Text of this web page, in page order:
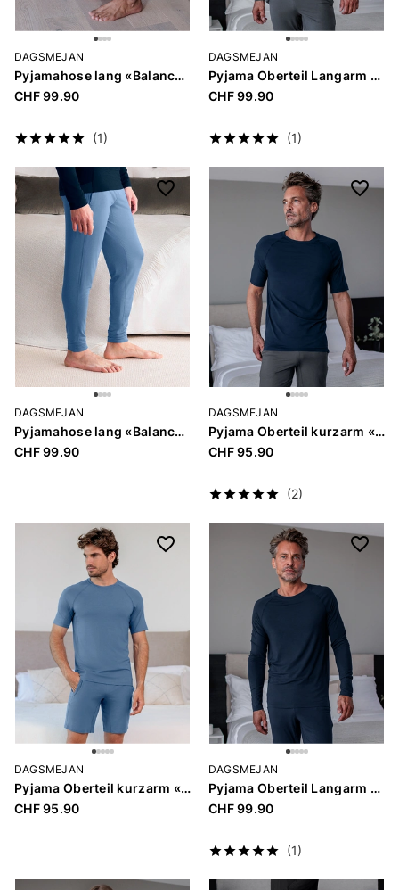
DAGSMEJAN
Pyjamahose lang «Balance Men»
CHF 99.90
(1)
DAGSMEJAN
Pyjama Oberteil Langarm «Balance Men»
CHF 99.90
(1)
DAGSMEJAN
Pyjamahose lang «Balance Men»
CHF 99.90
DAGSMEJAN
Pyjama Oberteil kurzarm «Balance Men»
CHF 95.90
(2)
DAGSMEJAN
Pyjama Oberteil kurzarm «Balance Men»
CHF 95.90
DAGSMEJAN
Pyjama Oberteil Langarm «Balance Men»
CHF 99.90
(1)